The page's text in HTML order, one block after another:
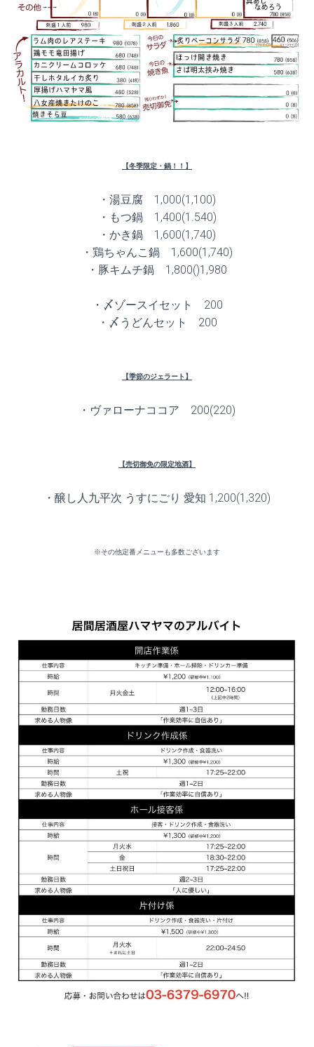
【冬季限定・鍋！！】
・湯豆腐 1,000(1,100)
・もつ鍋 1,400(1.540)
・かき鍋 1,600(1,740)
・鶏ちゃんこ鍋 1,600(1,740)
・豚キムチ鍋 1,800()1,980
・〆ゾースイセット 200
・〆うどんセット 200
【季節のジェラート】
・ヴァローナココア 200(220)
【売切御免の限定地酒】
・醸し人九平次 うすにごり 愛知 1,200(1,320)
※その他定番メニューも多数ございます